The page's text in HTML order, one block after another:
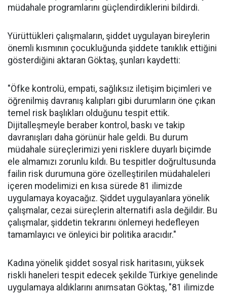
müdahale programlarını güçlendirdiklerini bildirdi.
Yürüttükleri çalışmaların, şiddet uygulayan bireylerin
önemli kısmının çocukluğunda şiddete tanıklık ettiğini
gösterdiğini aktaran Göktaş, şunları kaydetti:
"Öfke kontrolü, empati, sağlıksız iletişim biçimleri ve
öğrenilmiş davranış kalıpları gibi durumların öne çıkan
temel risk başlıkları olduğunu tespit ettik.
Dijitalleşmeyle beraber kontrol, baskı ve takip
davranışları daha görünür hale geldi. Bu durum
müdahale süreçlerimizi yeni risklere duyarlı biçimde
ele almamızı zorunlu kıldı. Bu tespitler doğrultusunda
failin risk durumuna göre özelleştirilen müdahaleleri
içeren modelimizi en kısa sürede 81 ilimizde
uygulamaya koyacağız. Şiddet uygulayanlara yönelik
çalışmalar, cezai süreçlerin alternatifi asla değildir. Bu
çalışmalar, şiddetin tekrarını önlemeyi hedefleyen
tamamlayıcı ve önleyici bir politika aracıdır."
Kadına yönelik şiddet sosyal risk haritasını, yüksek
riskli haneleri tespit edecek şekilde Türkiye genelinde
uygulamaya aldıklarını anımsatan Göktaş, "81 ilimizde